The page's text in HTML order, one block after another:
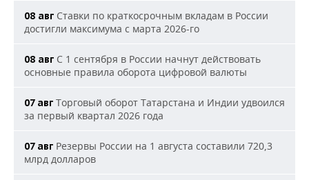
08 авг Ставки по краткосрочным вкладам в России
достигли максимума с марта 2026-го
08 авг С 1 сентября в России начнут действовать
основные правила оборота цифровой валюты
07 авг Торговый оборот Татарстана и Индии удвоился
за первый квартал 2026 года
07 авг Резервы России на 1 августа составили 720,3
млрд долларов